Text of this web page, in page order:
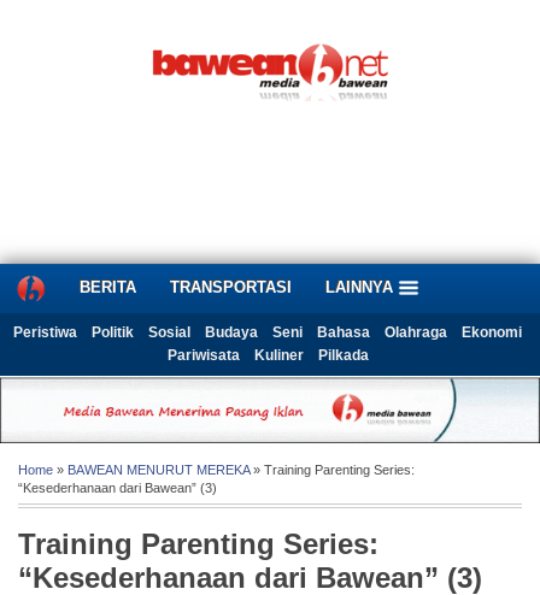
BERITA TRANSPORTASI LAINNYA
Peristiwa Politik Sosial Budaya Seni Bahasa Olahraga
Ekonomi
Pariwisata
Kuliner Pilkada
Home » BAWEAN MENURUT MEREKA» Training Parenting Series:
“Kesederhanaan dari Bawean” (3)
Training Parenting Series:
“Kesederhanaan dari Bawean” (3)